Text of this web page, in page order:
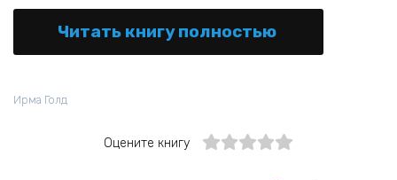
Читать книгу полностью
Ирма Голд
Оцените книгу